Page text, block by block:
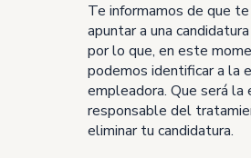
Te informamos de que te
apuntar a una
por lo que, en este
podemos identificar a la
empleadora. Que será la
responsable del
eliminar tu candidatura.